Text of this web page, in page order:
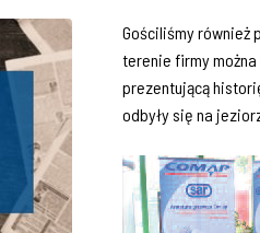
Gościliśmy również
terenie firmy
prezentującą
odbyły się na